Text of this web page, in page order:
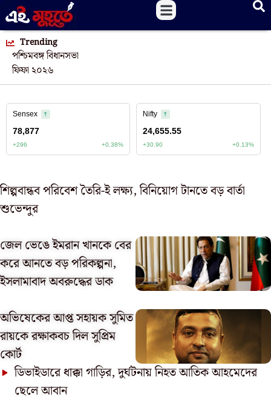
Trending
পশ্চিমবঙ্গ বিধানসভা
ফিফা ২০২৬
শিল্পবান্ধব পরিবেশ তৈরি-ই লক্ষ্য, বিনিয়োগ টানতে বড় বার্তা
শুভেন্দুর
জেল ভেঙে ইমরান খানকে বের
করে আনতে বড় পরিকল্পনা,
ইসলামাবাদ অবরুদ্ধের ডাক
অভিষেকের আপ্ত সহায়ক সুমিত
রায়কে রক্ষাকবচ দিল সুপ্রিম
কোর্ট
ডিভাইডারে ধাক্কা গাড়ির, দুর্ঘটনায় নিহত আতিক আহমেদের
ছেলে আবান